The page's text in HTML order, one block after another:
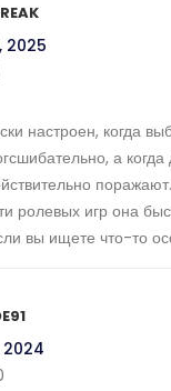
2025
настроен, когда
а
ролевых игр она
вы ищете что-то
2024